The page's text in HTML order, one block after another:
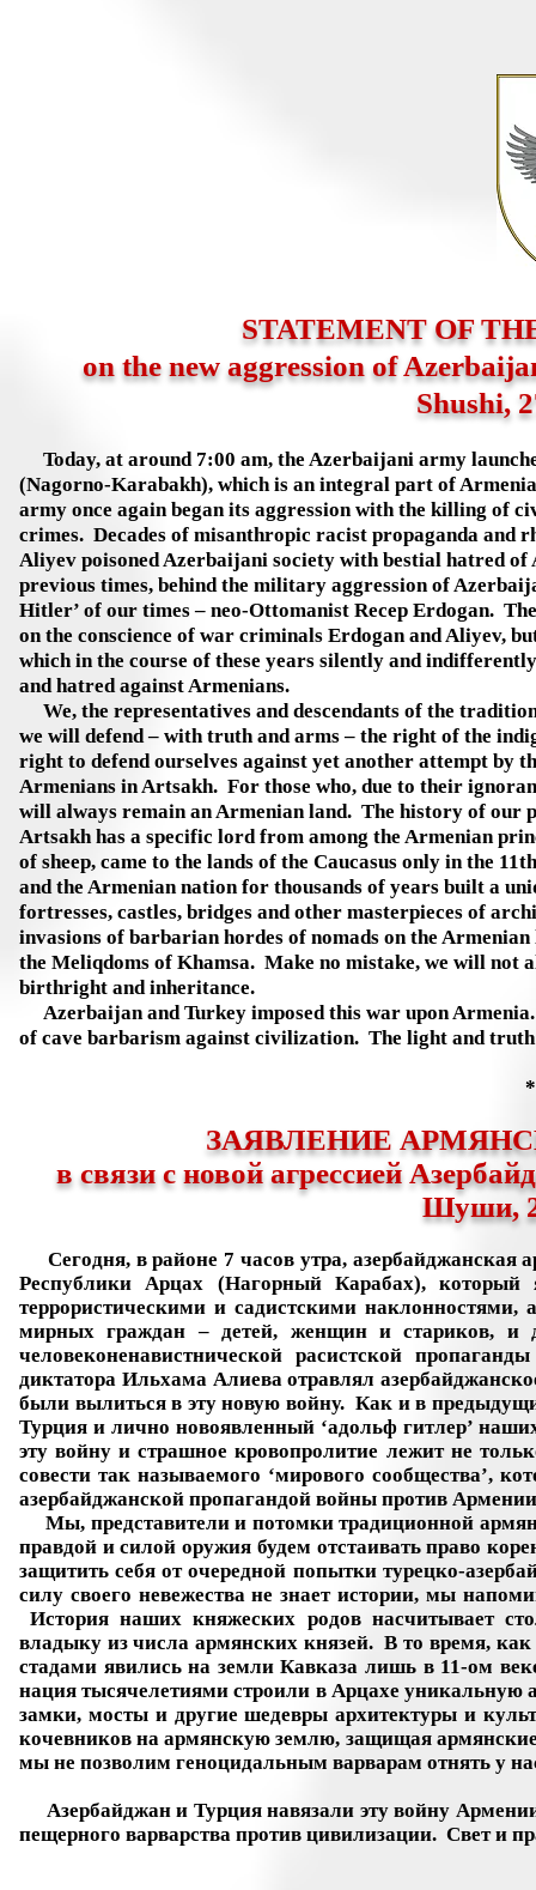
STATEMENT OF
on the new aggression of
Shushi,
Today, at around 7:00 am, the Azerbaijani army
(Nagorno-Karabakh), which is an integral part of
army once again began its aggression with the killing of
crimes. Decades of misanthropic racist propaganda
Aliyev poisoned Azerbaijani society with bestial hatred
previous times, behind the military aggression of
Hitler’ of our times – neo-Ottomanist Recep Erdogan.
on the conscience of war criminals Erdogan and Aliyev,
which in the course of these years silently and
and hatred against Armenians.
We, the representatives and descendants of the
we will defend – with truth and arms – the right of the
right to defend ourselves against yet another attempt by
Armenians in Artsakh. For those who, due to their
will always remain an Armenian land. The history of our
Artsakh has a specific lord from among the Armenian
of sheep, came to the lands of the Caucasus only in the
and the Armenian nation for thousands of years built a
fortresses, castles, bridges and other masterpieces of
invasions of barbarian hordes of nomads on the
the Meliqdoms of Khamsa. Make no mistake, we will not
birthright and inheritance.
Azerbaijan and Turkey imposed this war upon
of cave barbarism against civilization. The light and
ЗАЯВЛЕНИЕ
в связи с новой агрессией
Шуши,
Сегодня, в районе 7 часов утра,
Республики Арцах (Нагорный Карабах),
террористическими и садистскими
мирных граждан – детей, женщин и стариков, и
человеконенавистнической расистской
диктатора Ильхама Алиева отравлял
были вылиться в эту новую войну. Как и в
Турция и лично новоявленный ‘адольф гитлер’
эту войну и страшное кровопролитие лежит не
совести так называемого ‘мирового сообщества’,
азербайджанской пропагандой войны против
Мы, представители и потомки традиционной
правдой и силой оружия будем отстаивать право
защитить себя от очередной попытки турецко-
силу своего невежества не знает истории, мы
История наших княжеских родов насчитывает
владыку из числа армянских князей. В то время,
стадами явились на земли Кавказа лишь в 11-ом
нация тысячелетиями строили в Арцахе уникальную
замки, мосты и другие шедевры архитектуры и
кочевников на армянскую землю, защищая
мы не позволим геноцидальным варварам отнять у
Азербайджан и Турция навязали эту войну
пещерного варварства против цивилизации. Свет и